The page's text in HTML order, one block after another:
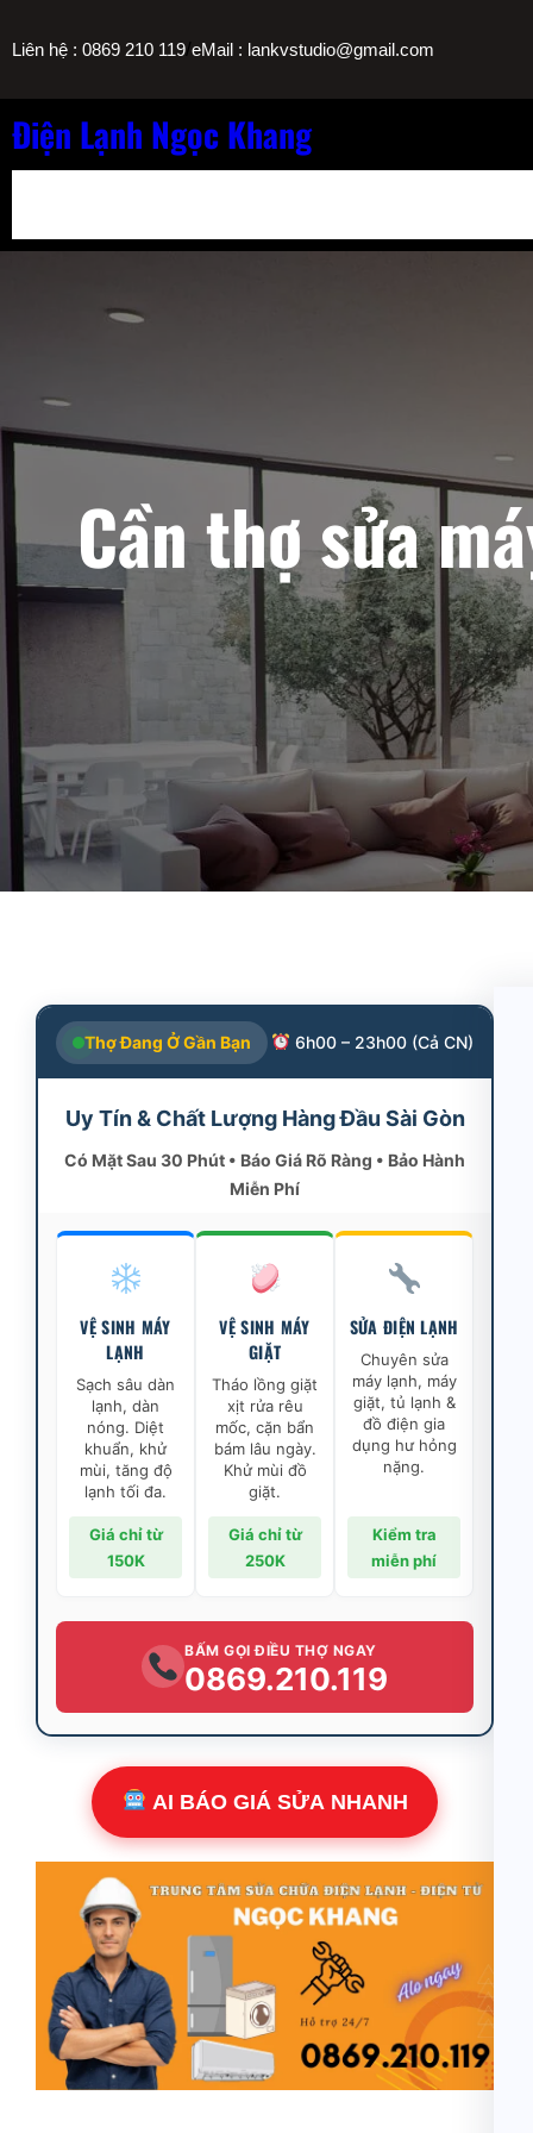
đến
nội
dung
Liên hệ : 0869 210 119/eMail : lankvstudio@gmail.com
Điện Lạnh Ngọc Khang
Cần thợ sửa
Thợ Đang Ở Gần Bạn 6h00 – 23h00 (Cả CN)
Uy Tín & Chất Lượng Hàng Đầu Sài Gòn
Có Mặt Sau 30 Phút • Báo Giá Rõ Ràng • Bảo Hành
Miễn Phí
VỆ SINH MÁY
LẠNH
Sạch sâu dàn
lạnh, dàn
nóng. Diệt
khuẩn, khử
mùi, tăng độ
lạnh tối đa.
Giá chỉ từ
150K
VỆ SINH MÁY
GIẶT
Tháo lồng giặt
xịt rửa rêu
mốc, cặn bẩn
bám lâu ngày.
Khử mùi đồ
giặt.
Giá chỉ từ
250K
SỬA ĐIỆN LẠNH
Chuyên sửa
máy lạnh, máy
giặt, tủ lạnh &
đồ điện gia
dụng hư hỏng
nặng.
Kiểm tra
miễn phí
BẤM GỌI ĐIỀU THỢ NGAY
0869.210.119
AI BÁO GIÁ SỬA NHANH